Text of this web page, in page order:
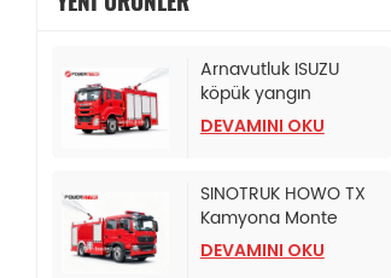
Arnavutluk ISUZU
köpük yangın
söndürme tankeri
DEVAMINI OKU
SINOTRUK HOWO TX
Kamyona Monte
Edilmiş Köpüklü İtfaiye
Tankeri
DEVAMINI OKU